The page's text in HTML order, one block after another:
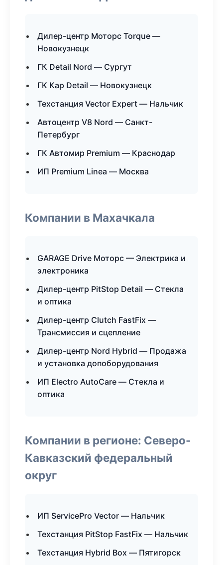
Дилер-центр Моторс Torque —
Новокузнецк
ГК Detail Nord — Сургут
ГК Кар Detail — Новокузнецк
Техстанция Vector Expert — Нальчик
Автоцентр V8 Nord — Санкт-
Петербург
ГК Автомир Premium — Краснодар
ИП Premium Linea — Москва
Компании в Махачкала
GARAGE Drive Моторс — Электрика и
электроника
Дилер-центр PitStop Detail — Стекла
и оптика
Дилер-центр Clutch FastFix —
Трансмиссия и сцепление
Дилер-центр Nord Hybrid — Продажа
и установка допоборудования
ИП Electro AutoCare — Стекла и
оптика
Компании в регионе: Северо-
Кавказский федеральный
округ
ИП ServicePro Vector — Нальчик
Техстанция PitStop FastFix — Нальчик
Техстанция Hybrid Box — Пятигорск